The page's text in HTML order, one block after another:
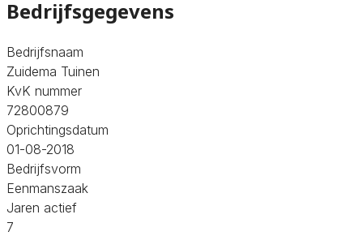
Bedrijfsgegevens
Bedrijfsnaam
Zuidema Tuinen
KvK nummer
72800879
Oprichtingsdatum
01-08-2018
Bedrijfsvorm
Eenmanszaak
Jaren actief
7